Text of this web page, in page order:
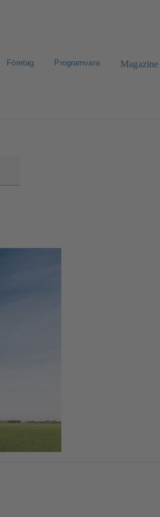
Företag Programvara Magazine